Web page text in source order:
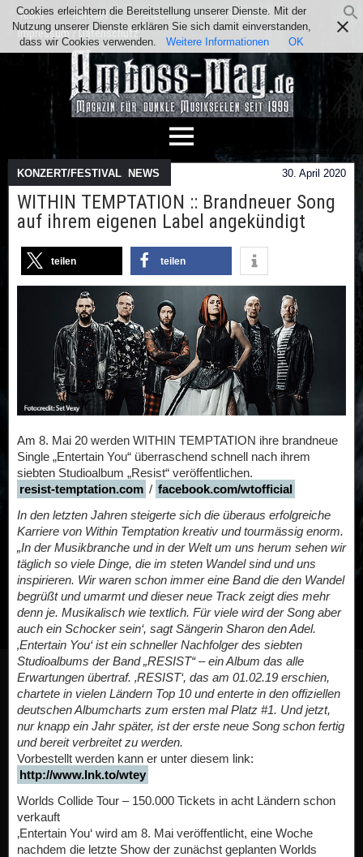
Team Kontakt Facebook
Instagram
Impressum / Datenschutz
KONZERT/FESTIVAL NEWS 30. April 2020
WITHIN TEMPTATION :: Brandneuer Song
auf ihrem eigenen Label angekündigt
teilen teilen
Am 8. Mai 20 werden WITHIN TEMPTATION ihre brandneue
Single „Entertain You“ überraschend schnell nach ihrem
siebten Studioalbum „Resist“ veröffentlichen.
resist-temptation.com / facebook.com/wtofficial
In den letzten Jahren steigerte sich die überaus erfolgreiche
Karriere von Within Temptation kreativ und tourmässig enorm.
„In der Musikbranche und in der Welt um uns herum sehen wir
täglich so viele Dinge, die im steten Wandel sind und uns
inspirieren. Wir waren schon immer eine Band die den Wandel
begrüßt und umarmt und dieser neue Track zeigt dies mehr
denn je. Musikalisch wie textlich. Für viele wird der Song aber
auch ein Schocker sein‘, sagt Sängerin Sharon den Adel.
‚Entertain You‘ ist ein schneller Nachfolger des siebten
Studioalbums der Band „RESIST“ – ein Album das alle
Erwartungen übertraf. ‚RESIST‘, das am 01.02.19 erschien,
chartete in vielen Ländern Top 10 und enterte in den offiziellen
deutschen Albumcharts zum ersten mal Platz #1. Und jetzt,
nur knapp ein Jahr später, ist der erste neue Song schon fertig
und bereit verbreitet zu werden.
Vorbestellt werden kann er unter diesem link:
http://www.lnk.to/wtey
Worlds Collide Tour – 150.000 Tickets in acht Ländern schon
verkauft
‚Entertain You‘ wird am 8. Mai veröffentlicht, eine Woche
nachdem die letzte Show der zunächst geplanten Worlds
Cookies erleichtern die Bereitstellung unserer Dienste. Mit der
Nutzung unserer Dienste erklären Sie sich damit einverstanden,
dass wir Cookies verwenden.
Weitere Informationen OK